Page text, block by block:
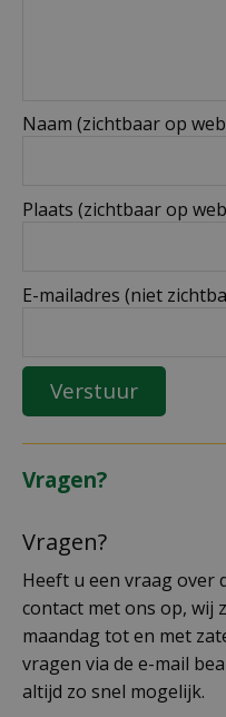
Naam (zichtbaar op
Plaats (zichtbaar op
E-mailadres (niet
Vragen?
Vragen?
Heeft u een vraag over
contact met ons op, wij
maandag tot en met
vragen via de e-mail
altijd zo snel mogelijk.